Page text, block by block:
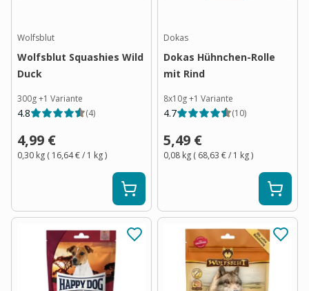
Wolfsblut
Wolfsblut Squashies Wild
Duck
300g+1 Variante
4.8 (4)
4,99 €
0,30 kg ( 16,64 €/ 1 kg)
Dokas
Dokas Hühnchen-Rolle
mit Rind
8x10g+1 Variante
4.7 (10)
5,49 €
0,08 kg ( 68,63 €/ 1 kg)